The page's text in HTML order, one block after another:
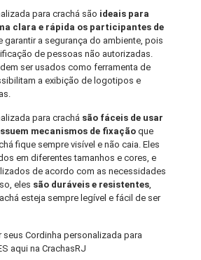
para crachá são ideais para
clara e rápida os participantes de
garantir a segurança do ambiente, pois
de pessoas não autorizadas.
ser usados como ferramenta de
a exibição de logotipos e
para crachá são fáceis de usar
mecanismos de fixação que
fique sempre visível e não caia. Eles
em diferentes tamanhos e cores, e
de acordo com as necessidades
eles são duráveis e resistentes,
esteja sempre legível e fácil de ser
Cordinha personalizada para
aqui na CrachasRJ